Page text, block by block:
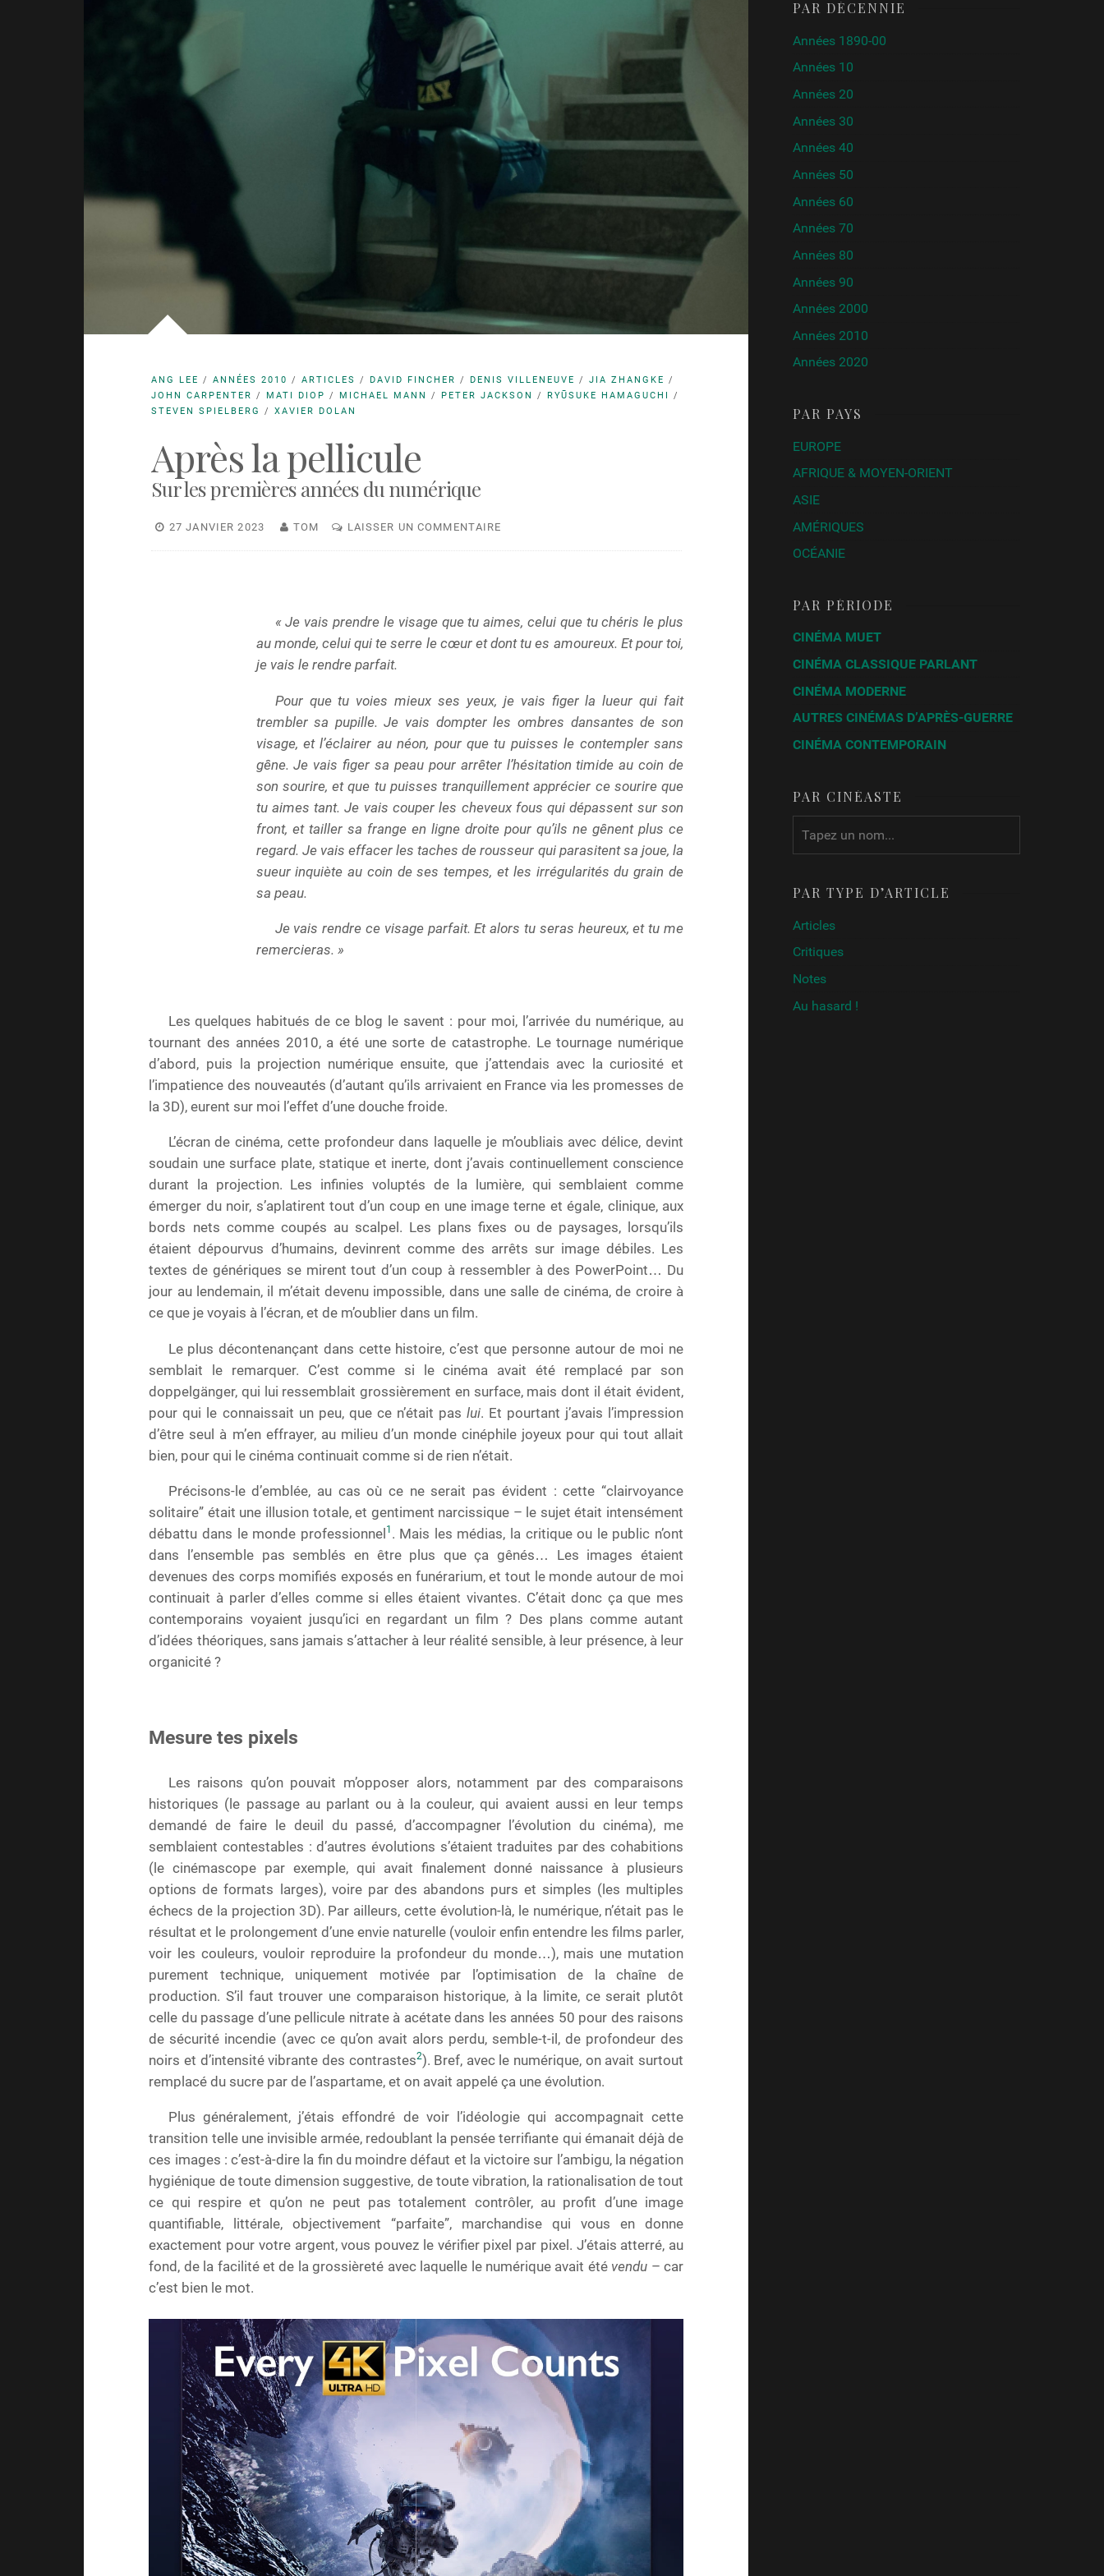
ANG LEE / ANNÉES 2010 / ARTICLES / DAVID FINCHER / DENIS VILLENEUVE / JIA ZHANGKE /
JOHN CARPENTER / MATI DIOP / MICHAEL MANN / PETER JACKSON / RYŪSUKE HAMAGUCHI
/
STEVEN SPIELBERG
/ XAVIER DOLAN
Après la pellicule
Sur les premières années du numérique
27 JANVIER 2023 TOM LAISSER UN COMMENTAIRE
« Je vais prendre le visage que tu aimes, celui que tu chéris le plus
au monde, celui qui te serre le cœur et dont tu es amoureux. Et pour toi,
je vais le rendre parfait.
Pour que tu voies mieux ses yeux, je vais figer la lueur qui fait
trembler sa pupille. Je vais dompter les ombres dansantes de son
visage, et l’éclairer au néon, pour que tu puisses le contempler sans
gêne. Je vais figer sa peau pour arrêter l’hésitation timide au coin de
son sourire, et que tu puisses tranquillement apprécier ce sourire que
tu aimes tant. Je vais couper les cheveux fous qui dépassent sur son
front, et tailler sa frange en ligne droite pour qu’ils ne gênent plus ce
regard. Je vais effacer les taches de rousseur qui parasitent sa joue, la
sueur inquiète au coin de ses tempes, et les irrégularités du grain de
sa peau.
Je vais rendre ce visage parfait. Et alors tu seras heureux, et tu me
remercieras. »
Les quelques habitués de ce blog le savent : pour moi, l’arrivée du numérique, au
tournant des années 2010, a été une sorte de catastrophe. Le tournage numérique
d’abord, puis la projection numérique ensuite, que j’attendais avec la curiosité et
l’impatience des nouveautés (d’autant qu’ils arrivaient en France via les promesses de
la 3D), eurent sur moi l’effet d’une douche froide.
L’écran de cinéma, cette profondeur dans laquelle je m’oubliais avec délice, devint
soudain une surface plate, statique et inerte, dont j’avais continuellement conscience
durant la projection. Les infinies voluptés de la lumière, qui semblaient comme
émerger du noir, s’aplatirent tout d’un coup en une image terne et égale, clinique, aux
bords nets comme coupés au scalpel. Les plans fixes ou de paysages, lorsqu’ils
étaient dépourvus d’humains, devinrent comme des arrêts sur image débiles. Les
textes de génériques se mirent tout d’un coup à ressembler à des PowerPoint… Du
jour au lendemain, il m’était devenu impossible, dans une salle de cinéma, de croire à
ce que je voyais à l’écran, et de m’oublier dans un film.
Le plus décontenançant dans cette histoire, c’est que personne autour de moi ne
semblait le remarquer. C’est comme si le cinéma avait été remplacé par son
doppelgänger, qui lui ressemblait grossièrement en surface, mais dont il était évident,
pour qui le connaissait un peu, que ce n’était pas lui. Et pourtant j’avais l’impression
d’être seul à m’en effrayer, au milieu d’un monde cinéphile joyeux pour qui tout allait
bien, pour qui le cinéma continuait comme si de rien n’était.
Précisons-le d’emblée, au cas où ce ne serait pas évident : cette “clairvoyance
solitaire” était une illusion totale, et gentiment narcissique – le sujet était intensément
débattu dans le monde professionnel 1 . Mais les médias, la critique ou le public n’ont
dans l’ensemble pas semblés en être plus que ça gênés… Les images étaient
devenues des corps momifiés exposés en funérarium, et tout le monde autour de moi
continuait à parler d’elles comme si elles étaient vivantes. C’était donc ça que mes
contemporains voyaient jusqu’ici en regardant un film ? Des plans comme autant
d’idées théoriques, sans jamais s’attacher à leur réalité sensible, à leur présence, à leur
organicité ?
Mesure tes pixels
Les raisons qu’on pouvait m’opposer alors, notamment par des comparaisons
historiques (le passage au parlant ou à la couleur, qui avaient aussi en leur temps
demandé de faire le deuil du passé, d’accompagner l’évolution du cinéma), me
semblaient contestables : d’autres évolutions s’étaient traduites par des cohabitions
(le cinémascope par exemple, qui avait finalement donné naissance à plusieurs
options de formats larges), voire par des abandons purs et simples (les multiples
échecs de la projection 3D). Par ailleurs, cette évolution-là, le numérique, n’était pas le
résultat et le prolongement d’une envie naturelle (vouloir enfin entendre les films parler,
voir les couleurs, vouloir reproduire la profondeur du monde…), mais une mutation
purement technique, uniquement motivée par l’optimisation de la chaîne de
production. S’il faut trouver une comparaison historique, à la limite, ce serait plutôt
celle du passage d’une pellicule nitrate à acétate dans les années 50 pour des raisons
de sécurité incendie (avec ce qu’on avait alors perdu, semble-t-il, de profondeur des
noirs et d’intensité vibrante des contrastes2). Bref, avec le numérique, on avait surtout
remplacé du sucre par de l’aspartame, et on avait appelé ça une évolution.
Plus généralement, j’étais effondré de voir l’idéologie qui accompagnait cette
transition telle une invisible armée, redoublant la pensée terrifiante qui émanait déjà de
ces images : c’est-à-dire la fin du moindre défaut et la victoire sur l’ambigu, la négation
hygiénique de toute dimension suggestive, de toute vibration, la rationalisation de tout
ce qui respire et qu’on ne peut pas totalement contrôler, au profit d’une image
quantifiable, littérale, objectivement “parfaite”, marchandise qui vous en donne
exactement pour votre argent, vous pouvez le vérifier pixel par pixel. J’étais atterré, au
fond, de la facilité et de la grossièreté avec laquelle le numérique avait été vendu – car
c’est bien le mot.
PAR DÉCENNIE
Années 1890-00
Années 10
Années 20
Années 30
Années 40
Années 50
Années 60
Années 70
Années 80
Années 90
Années 2000
Années 2010
Années 2020
PAR PAYS
EUROPE
AFRIQUE & MOYEN-ORIENT
ASIE
AMÉRIQUES
OCÉANIE
PAR PÉRIODE
CINÉMA MUET
CINÉMA CLASSIQUE PARLANT
CINÉMA MODERNE
AUTRES CINÉMAS D’APRÈS-GUERRE
CINÉMA CONTEMPORAIN
PAR CINÉASTE
PAR TYPE D’ARTICLE
Articles
Critiques
Notes
Au hasard !